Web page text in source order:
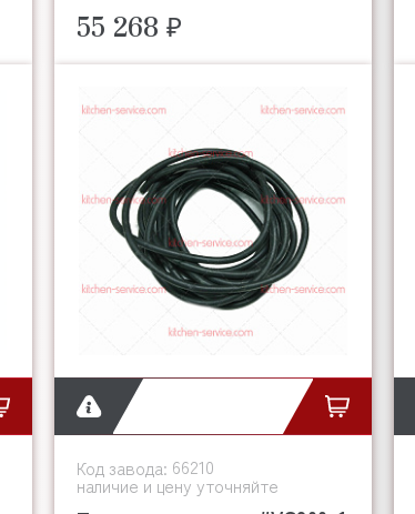
55 268 ₽
Код завода: 66210
наличие и цену уточняйте